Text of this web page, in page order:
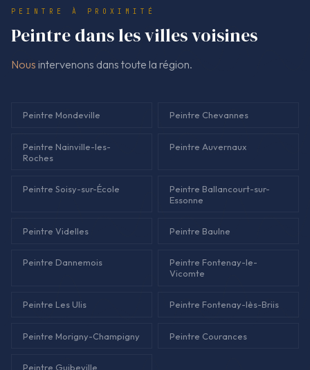
PEINTRE À PROXIMITÉ
Peintre dans les villes voisines
Nous intervenons dans toute la région.
Peintre Mondeville Peintre Chevannes
Peintre Nainville-les-
Roches
Peintre Auvernaux
Peintre Soisy-sur-École
Peintre Ballancourt-sur-
Essonne
Peintre Videlles Peintre Baulne
Peintre Dannemois
Peintre Fontenay-le-
Vicomte
Peintre Les Ulis Peintre Fontenay-lès-Briis
Peintre Morigny-Champigny Peintre Courances
Peintre Guibeville